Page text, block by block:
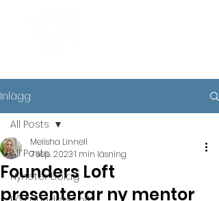
Inlägg
All Posts
Nyheter Bolag
All Posts
Founders Loft
presenterar ny mentor
Melisha Linnell
7 sep. 20231 min läsning